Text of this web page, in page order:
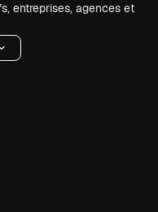
entreprises, agences et